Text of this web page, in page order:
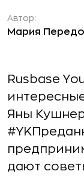
Автор:
Мария
Rusbase
Яны
дают